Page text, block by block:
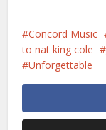
Concord Music
to nat king cole
Unforgettable